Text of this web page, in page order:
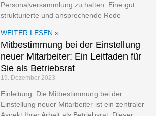
Personalversammlung zu halten. Eine gut
strukturierte und ansprechende Rede
WEITER LESEN »
Mitbestimmung bei der Einstellung
neuer Mitarbeiter: Ein Leitfaden für
Sie als Betriebsrat
19. Dezember 2023
Einleitung: Die Mitbestimmung bei der
Einstellung neuer Mitarbeiter ist ein zentraler